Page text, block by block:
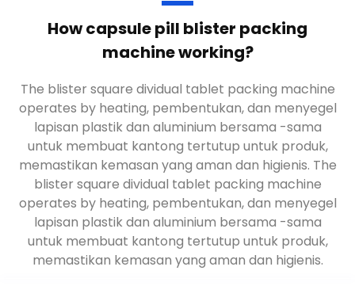
How capsule pill blister packing
machine working?
The blister square dividual tablet packing machine
operates by heating, pembentukan, dan menyegel
lapisan plastik dan aluminium bersama -sama
untuk membuat kantong tertutup untuk produk,
memastikan kemasan yang aman dan higienis. The
blister square dividual tablet packing machine
operates by heating, pembentukan, dan menyegel
lapisan plastik dan aluminium bersama -sama
untuk membuat kantong tertutup untuk produk,
memastikan kemasan yang aman dan higienis.